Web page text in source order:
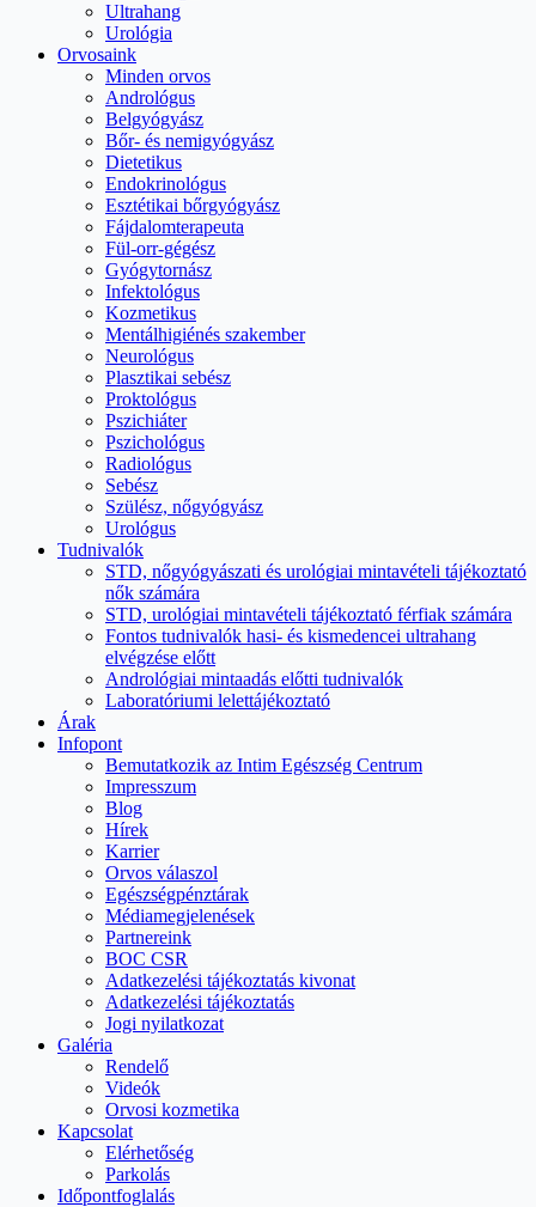
Ultrahang
Urológia
Orvosaink
Minden orvos
Andrológus
Belgyógyász
Bőr- és nemigyógyász
Dietetikus
Endokrinológus
Esztétikai bőrgyógyász
Fájdalomterapeuta
Fül-orr-gégész
Gyógytornász
Infektológus
Kozmetikus
Mentálhigiénés szakember
Neurológus
Plasztikai sebész
Proktológus
Pszichiáter
Pszichológus
Radiológus
Sebész
Szülész, nőgyógyász
Urológus
Tudnivalók
STD, nőgyógyászati és urológiai mintavételi tájékoztató
nők számára
STD, urológiai mintavételi tájékoztató férfiak számára
Fontos tudnivalók hasi- és kismedencei ultrahang
elvégzése előtt
Andrológiai mintaadás előtti tudnivalók
Laboratóriumi lelettájékoztató
Árak
Infopont
Bemutatkozik az Intim Egészség Centrum
Impresszum
Blog
Hírek
Karrier
Orvos válaszol
Egészségpénztárak
Médiamegjelenések
Partnereink
BOC CSR
Adatkezelési tájékoztatás kivonat
Adatkezelési tájékoztatás
Jogi nyilatkozat
Galéria
Rendelő
Videók
Orvosi kozmetika
Kapcsolat
Elérhetőség
Parkolás
Időpontfoglalás